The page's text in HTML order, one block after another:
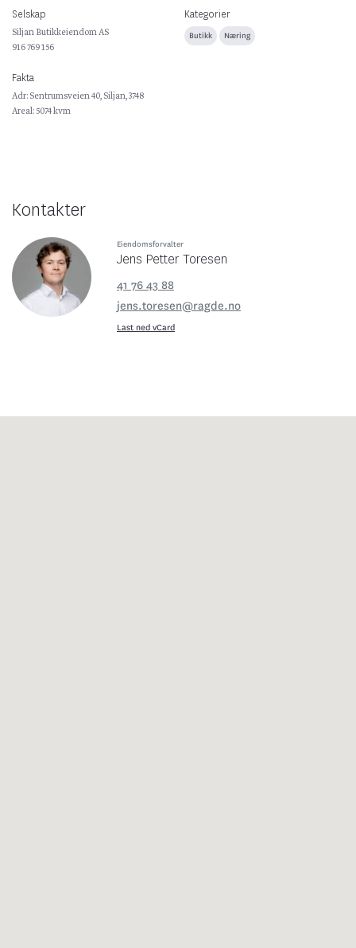
Selskap
Siljan Butikkeiendom AS
916 769 156
Kategorier
Butikk Næring
Fakta
Adr: Sentrumsveien 40, Siljan, 3748
Areal: 5074 kvm
Kontakter
Eiendomsforvalter
Jens Petter Toresen
41 76 43 88
jens.toresen@ragde.no
Last ned vCard